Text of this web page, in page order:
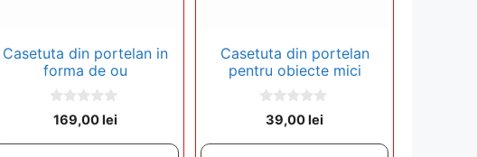
Casetuta din portelan in
forma de ou
0
o
169,00lei
Casetuta din portelan
pentru obiecte mici
o39,00lei